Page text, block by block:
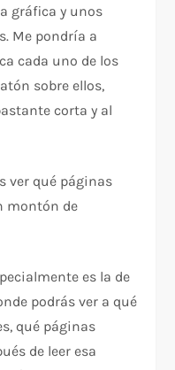
gráfica y unos
Me pondría a
cada uno de los
sobre ellos,
corta y al
ver qué páginas
montón de
es la de
podrás ver a qué
qué páginas
de leer esa